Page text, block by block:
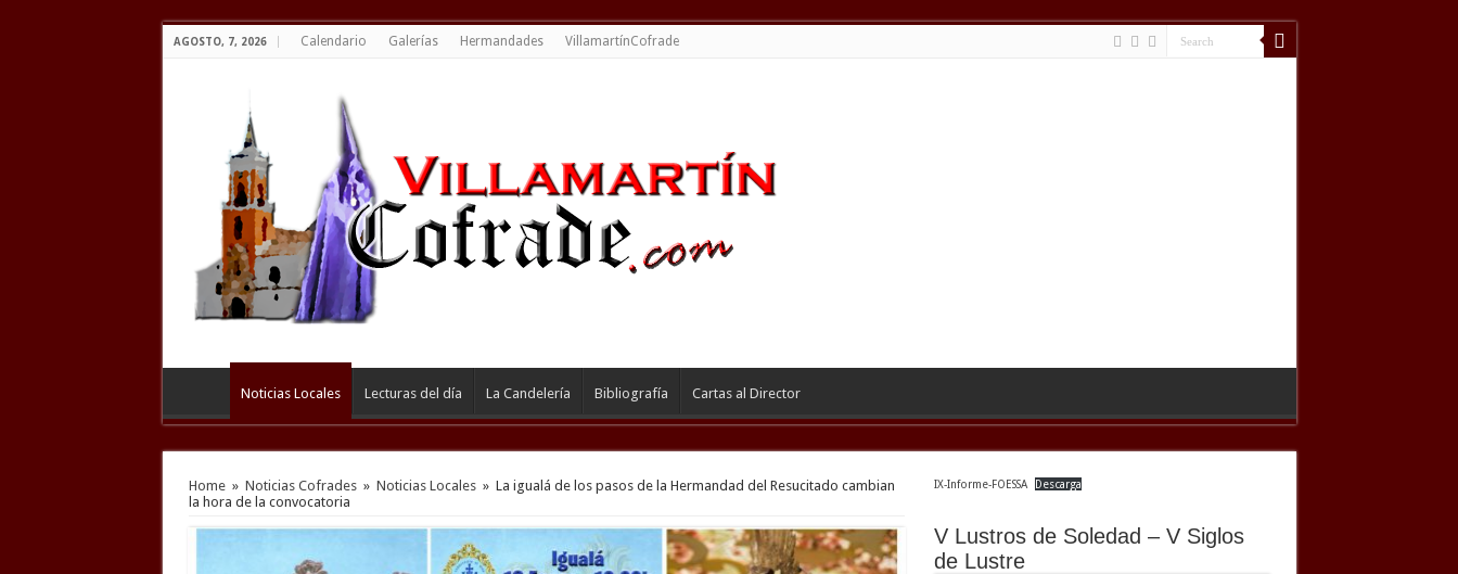
AGOSTO, 7, 2026 Calendario Galerías Hermandades VillamartínCofrade
Noticias Locales Lecturas del día La Candelería Bibliografía Cartas al Director
Home » Noticias Cofrades » Noticias Locales » La igualá de los pasos de la Hermandad del Resucitado cambian
la hora de la convocatoria
IX-Informe-FOESSA Descarga
V Lustros de Soledad – V Siglos
de Lustre